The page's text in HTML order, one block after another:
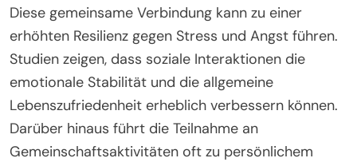
Diese gemeinsame Verbindung kann zu einer
erhöhten Resilienz gegen Stress und Angst führen.
Studien zeigen, dass soziale Interaktionen die
emotionale Stabilität und die allgemeine
Lebenszufriedenheit erheblich verbessern können.
Darüber hinaus führt die Teilnahme an
Gemeinschaftsaktivitäten oft zu persönlichem